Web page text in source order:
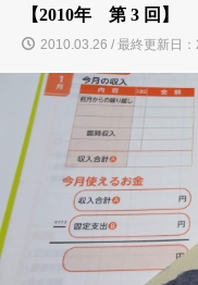
【2010年 第 3 回】
2010.03.26 / 最終更新日